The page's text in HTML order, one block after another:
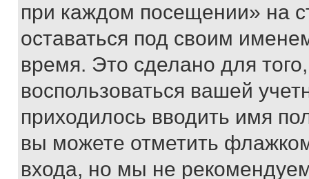
при каждом посещении» на
оставаться под своим
время. Это сделано для
воспользоваться вашей
приходилось вводить имя
вы можете отметить
входа, но мы не